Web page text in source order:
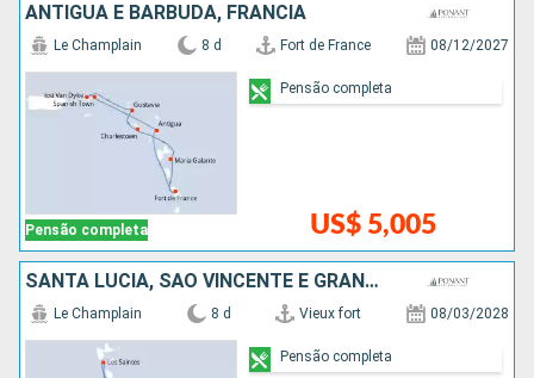
ANTIGUA E BARBUDA, FRANCIA
Pensão completa
Le Champlain 8 d Fort de France 08/12/2027
US$ 5,005
Pensão completa
SANTA LUCIA, SÃO VINCENTE E GRANADINAS, BARBADOS
Le Champlain 8 d Vieux fort 08/03/2028
Pensão completa